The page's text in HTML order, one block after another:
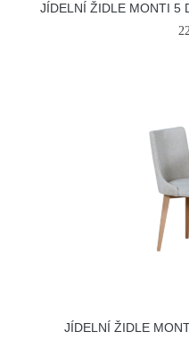
JÍDELNÍ ŽIDLE MONTI 5
JÍDELNÍ ŽIDLE